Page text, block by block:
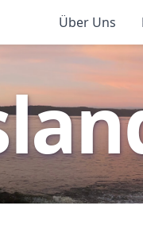
Über Uns